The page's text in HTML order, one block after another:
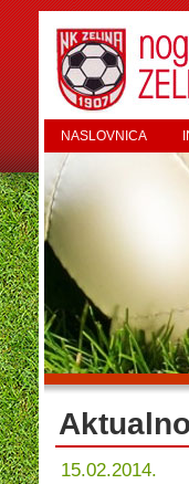
NASLOVNICA
Aktualno
15.02.2014.